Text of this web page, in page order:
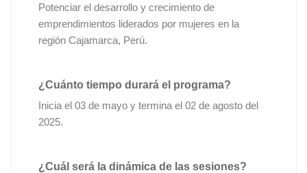
Potenciar el desarrollo y crecimiento de
emprendimientos liderados por mujeres en la
región Cajamarca, Perú.
¿Cuánto tiempo durará el programa?
Inicia el 03 de mayo y termina el 02 de agosto del
2025.
¿Cuál será la dinámica de las sesiones?